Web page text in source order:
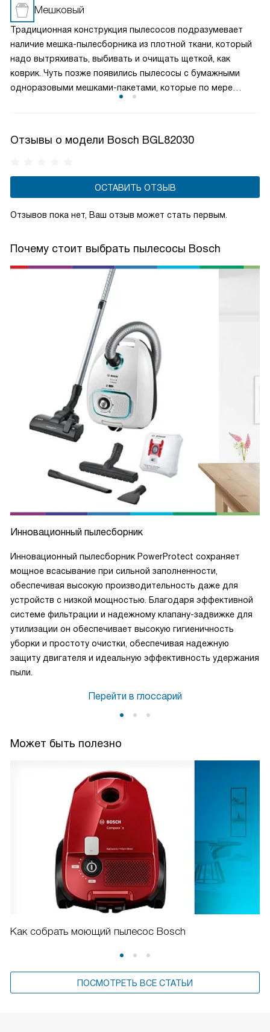
Может быть полезно
Как собрать моющий пылесос Bosch
ПОСМОТРЕТЬ ВСЕ СТАТЬИ
утилизации он обеспечивает высокую гигиеничность
уборки и простоту очистки, обеспечивая надежную
защиту двигателя и идеальную эффективность удержания
пыли.
Мешковый
Традиционная конструкция пылесосов подразумевает
наличие мешка-пылесборника из плотной ткани, который
надо вытряхивать, выбивать и очищать щеткой, как
коврик. Чуть позже появились пылесосы с бумажными
одноразовыми мешками-пакетами, которые по мере
Отзывы о модели Bosch BGL82030
ОСТАВИТЬ ОТЗЫВ
Отзывов пока нет, Ваш отзыв может стать первым.
Почему стоит выбрать пылесосы Bosch
Инновационный пылесборник
Инновационный пылесборник PowerProtect сохраняет
мощное всасывание при сильной заполненности,
обеспечивая высокую производительность даже для
устройств с низкой мощностью. Благодаря эффективной
системе фильтрации и надежному клапану-задвижке для
утилизации он обеспечивает высокую гигиеничность
уборки и простоту очистки, обеспечивая надежную
защиту двигателя и идеальную эффективность удержания
пыли.
Перейти в глоссарий